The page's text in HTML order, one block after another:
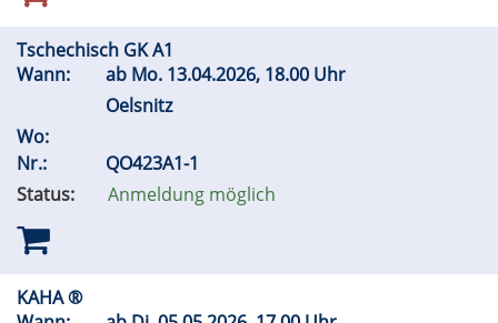
Tschechisch GK A1
Wann:
ab Mo. 13.04.2026, 18.00 Uhr
Oelsnitz
Wo:
Nr.:
QO423A1-1
Status:
Anmeldung möglich
KAHA ®